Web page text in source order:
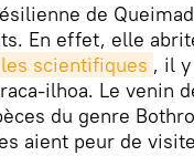
de
En effet, elle
scientifiques , il
ilhoa. Le venin
du genre
aient peur de